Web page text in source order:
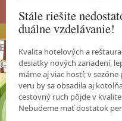
Stále riešite
duálne vzdelávanie!
Kvalita hotelových a
desiatky nových zariadení,
máme aj viac hostí; v
veru by sa obsadila aj
cestovný ruch pôjde v
Nebudeme mať dostatok